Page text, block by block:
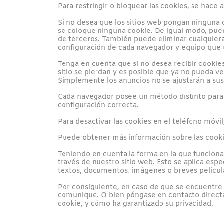
Para restringir o bloquear las cookies, se hace
Si no desea que los sitios web pongan
se coloque ninguna cookie. De igual modo,
de terceros. También puede eliminar
configuración de cada navegador y equipo que
Tenga en cuenta que si no desea recibir
sitio se pierdan y es posible que ya no pueda
Simplemente los anuncios no se ajustarán a
Cada navegador posee un método distinto
configuración correcta.
Para desactivar las cookies en el teléfono
Puede obtener más información sobre las
Teniendo en cuenta la forma en la que
través de nuestro sitio web. Esto se aplica
textos, documentos, imágenes o breves
Por consiguiente, en caso de que se
comunique. O bien póngase en contacto
cookie, y cómo ha garantizado su privacidad.